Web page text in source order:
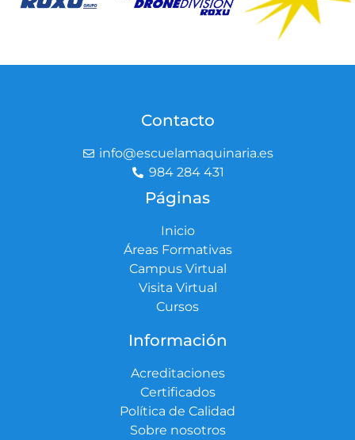
Contacto
info@escuelamaquinaria.es
984 284 431
Páginas
Inicio
Áreas Formativas
Campus Virtual
Visita Virtual
Cursos
Información
Acreditaciones
Certificados
Política de Calidad
Sobre nosotros